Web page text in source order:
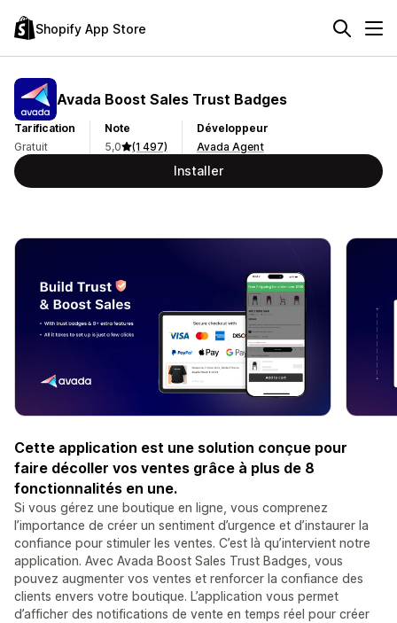
Shopify App Store
Avada Boost Sales Trust Badges
Tarification
Gratuit
Note
5,0
(1 497)
Développeur
Avada Agent
Installer
Cette application est une solution conçue pour
faire décoller vos ventes grâce à plus de 8
fonctionnalités en une.
Si vous gérez une boutique en ligne, vous comprenez
l’importance de créer un sentiment d’urgence et d’instaurer la
confiance pour stimuler les ventes. C’est là qu’intervient notre
application. Avec Avada Boost Sales Trust Badges, vous
pouvez augmenter vos ventes et renforcer la confiance des
clients envers votre boutique. L’application vous permet
d’afficher des notifications de vente en temps réel pour créer